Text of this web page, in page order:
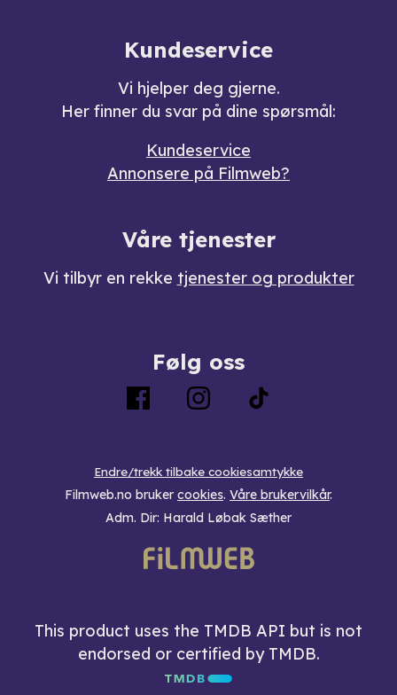
Kundeservice
Vi hjelper deg gjerne.
Her finner du svar på dine spørsmål:
Kundeservice
Annonsere på Filmweb?
Våre tjenester
Vi tilbyr en rekke tjenester og produkter
Følg oss
Endre/trekk tilbake cookiesamtykke
Filmweb.no bruker cookies. Våre brukervilkår.
Adm. Dir: Harald Løbak Sæther
This product uses the TMDB API but is not
endorsed or certified by TMDB.